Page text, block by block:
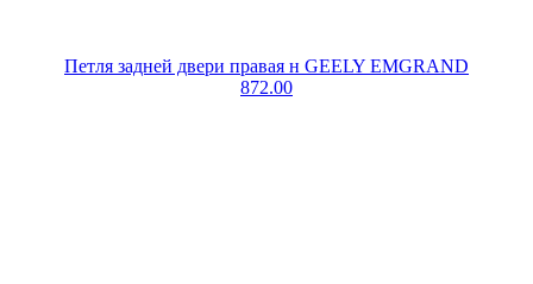
Петля задней двери правая н GEELY EMGRAND
872.00